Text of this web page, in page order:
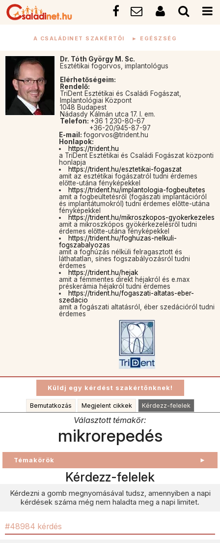
A CSALÁDINET SZAKÉRTŐI ► EGÉSZSÉG
Dr. Tóth György M. Sc.
Esztétikai fogorvos, implantológus
Elérhetőségeim:
Rendelő:
TriDent Esztétikai és Családi Fogászat,
Implantológiai Központ
1048 Budapest
Nádasdy Kálmán utca 17. I. em.
Telefon: +36 1 230-80-67
+36-20/945-87-97
E-mail: fogorvos@trident.hu
Honlapok:
https://trident.hu
a TriDent Esztétikai és Családi Fogászat központi
honlapja
https://trident.hu/esztetikai-fogaszat
amit az esztétikai fogászatról tudni érdemes
előtte-utána fényképekkel
https://trident.hu/implantologia-fogbeultetes
amit a fogbeültetésről (fogászati implantációról
és implantátumokról) tudni érdemes előtte-utána
fényképekkel
https://trident.hu/mikroszkopos-gyokerkezeles
amit a mikroszkópos gyökérkezelésről tudni
érdemes előtte-utána fényképekkel
https://trident.hu/foghuzas-nelkuli-
fogszabalyozas
amit a foghúzás nélküli felragasztott és
láthatatlan, sínes fogszabályozásról tudni
érdemes
https://trident.hu/hejak
amit a fémmentes direkt héjakról és e.max
préskerámia héjakról tudni érdemes
https://trident.hu/fogaszati-altatas-eber-
szedacio
amit a fogászati altatásról, éber szedációról tudni
érdemes
Bemutatkozás Megjelent cikkek Kérdezz-felelek
Választott témakör:
mikrorepedés
Témakörök ►
Kérdezz-felelek
Kérdezni a gomb megnyomásával tudsz, amennyiben a napi
kérdések száma még nem haladta meg a napi limitet.
#48984 kérdés